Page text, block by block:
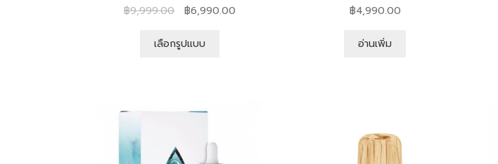
฿9,999.00 ฿6,990.00
เลือกรูปแบบ
฿4,990.00
อ่านเพิ่ม